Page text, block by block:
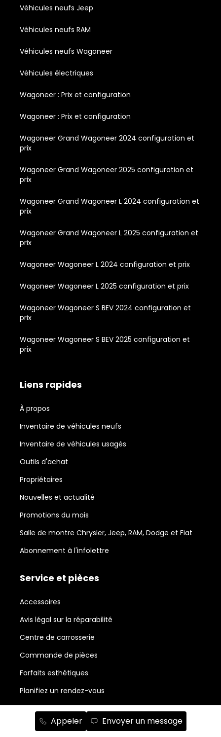
Appeler Envoyer un message
Véhicules neufs Jeep
Véhicules neufs RAM
Véhicules neufs Wagoneer
Véhicules électriques
Wagoneer : Prix et configuration
Wagoneer : Prix et configuration
Wagoneer Grand Wagoneer 2024 configuration et
prix
Wagoneer Grand Wagoneer 2025 configuration et
prix
Wagoneer Grand Wagoneer L 2024 configuration et
prix
Wagoneer Grand Wagoneer L 2025 configuration et
prix
Wagoneer Wagoneer L 2024 configuration et prix
Wagoneer Wagoneer L 2025 configuration et prix
Wagoneer Wagoneer S BEV 2024 configuration et
prix
Wagoneer Wagoneer S BEV 2025 configuration et
prix
Liens rapides
À propos
Inventaire de véhicules neufs
Inventaire de véhicules usagés
Outils d'achat
Propriétaires
Nouvelles et actualité
Promotions du mois
Salle de montre Chrysler, Jeep, RAM, Dodge et Fiat
Abonnement à l'infolettre
Service et pièces
Accessoires
Avis légal sur la réparabilité
Centre de carrosserie
Commande de pièces
Forfaits esthétiques
Planifiez un rendez-vous
Neufs en stock